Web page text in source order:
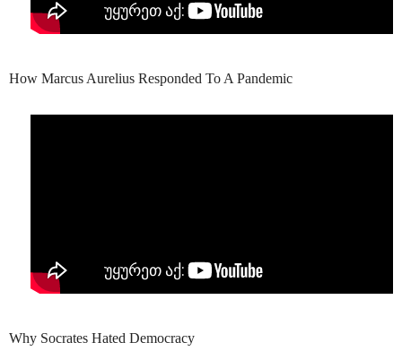
How Marcus Aurelius Responded To A Pandemic
Why Socrates Hated Democracy